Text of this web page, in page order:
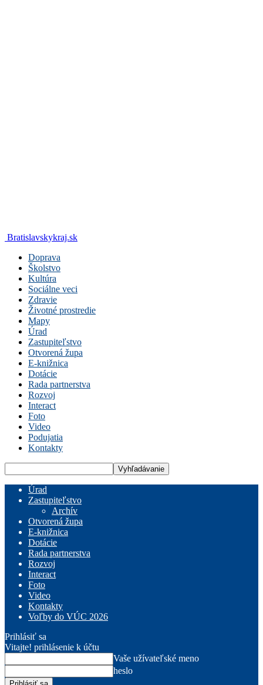
Bratislavskykraj.sk
Doprava
Školstvo
Kultúra
Sociálne veci
Zdravie
Životné prostredie
Mapy
Úrad
Zastupiteľstvo
Otvorená župa
E-knižnica
Dotácie
Rada partnerstva
Rozvoj
Interact
Foto
Video
Podujatia
Kontakty
Úrad
Zastupiteľstvo
Archív
Otvorená župa
E-knižnica
Dotácie
Rada partnerstva
Rozvoj
Interact
Foto
Video
Kontakty
Voľby do VÚC 2026
Prihlásiť sa
Vitajte! prihlásenie k účtu
Vaše užívateľské meno
heslo